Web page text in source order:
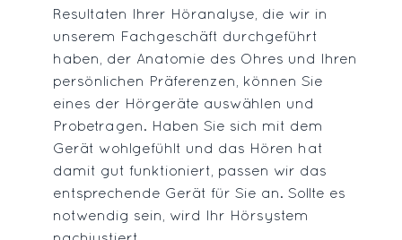
Resultaten Ihrer Höranalyse, die wir in
unserem Fachgeschäft durchgeführt
haben, der Anatomie des Ohres und Ihren
persönlichen Präferenzen, können Sie
eines der Hörgeräte auswählen und
Probetragen. Haben Sie sich mit dem
Gerät wohlgefühlt und das Hören hat
damit gut funktioniert, passen wir das
entsprechende Gerät für Sie an. Sollte es
notwendig sein, wird Ihr Hörsystem